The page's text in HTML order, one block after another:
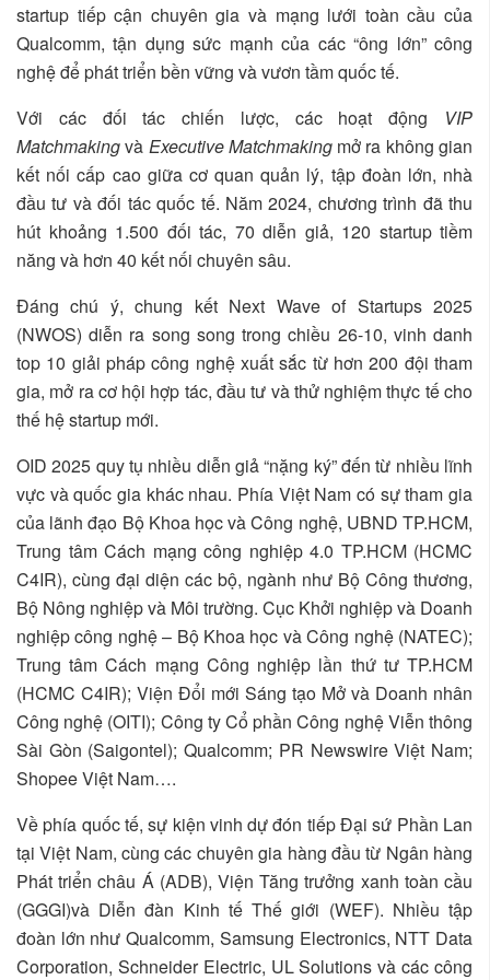
startup tiếp cận chuyên gia và mạng lưới toàn cầu của
Qualcomm, tận dụng sức mạnh của các “ông lớn” công
nghệ để phát triển bền vững và vươn tầm quốc tế.
Với các đối tác chiến lược, các hoạt động VIP
Matchmakingvà Executive Matchmaking mở ra không gian
kết nối cấp cao giữa cơ quan quản lý, tập đoàn lớn, nhà
đầu tư và đối tác quốc tế. Năm 2024, chương trình đã thu
hút khoảng 1.500 đối tác, 70 diễn giả, 120 startup tiềm
năng và hơn 40 kết nối chuyên sâu.
Đáng chú ý, chung kết Next Wave of Startups 2025
(NWOS) diễn ra song song trong chiều 26-10, vinh danh
top 10 giải pháp công nghệ xuất sắc từ hơn 200 đội tham
gia, mở ra cơ hội hợp tác, đầu tư và thử nghiệm thực tế cho
thế hệ startup mới.
OID 2025 quy tụ nhiều diễn giả “nặng ký” đến từ nhiều lĩnh
vực và quốc gia khác nhau. Phía Việt Nam có sự tham gia
của lãnh đạo Bộ Khoa học và Công nghệ, UBND TP.HCM,
Trung tâm Cách mạng công nghiệp 4.0 TP.HCM (HCMC
C4IR), cùng đại diện các bộ, ngành như Bộ Công thương,
Bộ Nông nghiệp và Môi trường. Cục Khởi nghiệp và Doanh
nghiệp công nghệ – Bộ Khoa học và Công nghệ (NATEC);
Trung tâm Cách mạng Công nghiệp lần thứ tư TP.HCM
(HCMC C4IR); Viện Đổi mới Sáng tạo Mở và Doanh nhân
Công nghệ (OITI); Công ty Cổ phần Công nghệ Viễn thông
Sài Gòn (Saigontel); Qualcomm; PR Newswire Việt Nam;
Shopee Việt Nam….
Về phía quốc tế, sự kiện vinh dự đón tiếp Đại sứ Phần Lan
tại Việt Nam, cùng các chuyên gia hàng đầu từ Ngân hàng
Phát triển châu Á (ADB), Viện Tăng trưởng xanh toàn cầu
(GGGI)và Diễn đàn Kinh tế Thế giới (WEF). Nhiều tập
đoàn lớn như Qualcomm, Samsung Electronics, NTT Data
Corporation, Schneider Electric, UL Solutions và các công